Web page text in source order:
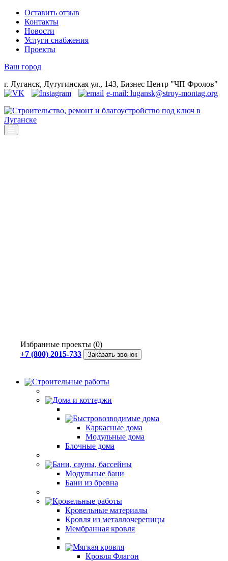
Оставить отзыв
Контакты
Новости
Услуги снабжения
Проекты
Ваш город
г. Луганск, Лутугинская ул., 143, Бизнес Центр "ЧП Фролов"
e-mail: lugansk@stroy-montag.org
Строительство, ремонт и благоустройство под ключ в Луганске
Строительство, ремонт и благоустройство под ключ в Москве
Избранные проекты (0)
+7 (800) 2015-733
Заказать звонок
Строительные работы
Дома и коттеджи
Быстровозводимые дома
Каркасные дома
Модульные дома
Блочные дома
Бани, сауны, бассейны
Модульные бани
Бани из бревна
Кровельные работы
Кровельные материалы
Кровля из металлочерепицы
Мембранная кровля
Мягкая кровля
Кровля Флагон